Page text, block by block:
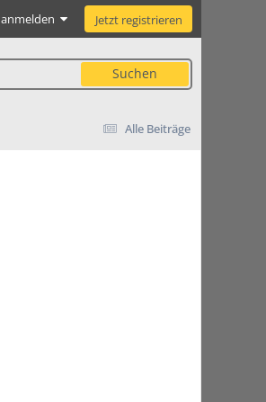
Jetzt registrieren
Suchen
Alle Beiträge